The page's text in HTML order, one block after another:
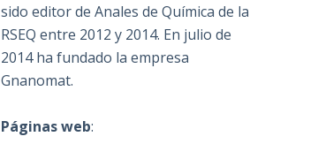
sido editor de Anales de Química de la
RSEQ entre 2012 y 2014. En julio de
2014 ha fundado la empresa
Gnanomat.
Páginas web: